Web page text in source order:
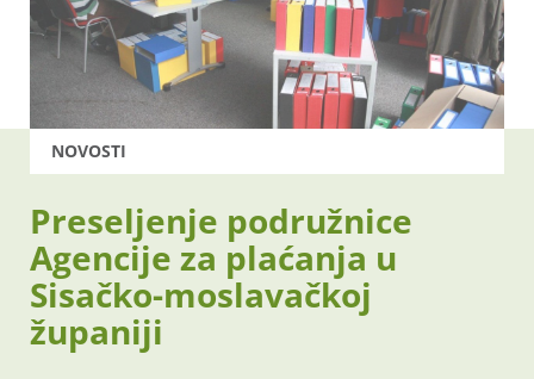
NOVOSTI
Preseljenje podružnice
Agencije za plaćanja u
Sisačko-moslavačkoj
županiji